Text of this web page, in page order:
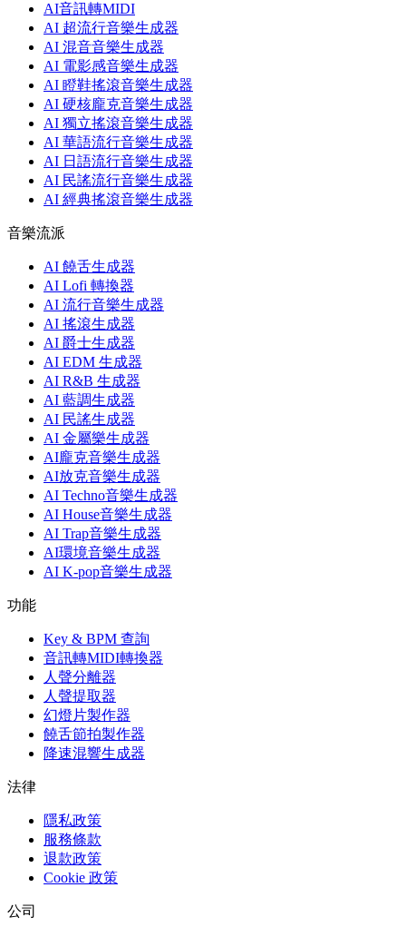
AI音訊轉MIDI
AI 超流行音樂生成器
AI 混音音樂生成器
AI 電影感音樂生成器
AI 瞪鞋搖滾音樂生成器
AI 硬核龐克音樂生成器
AI 獨立搖滾音樂生成器
AI 華語流行音樂生成器
AI 日語流行音樂生成器
AI 民謠流行音樂生成器
AI 經典搖滾音樂生成器
音樂流派
AI 饒舌生成器
AI Lofi 轉換器
AI 流行音樂生成器
AI 搖滾生成器
AI 爵士生成器
AI EDM 生成器
AI R&B 生成器
AI 藍調生成器
AI 民謠生成器
AI 金屬樂生成器
AI龐克音樂生成器
AI放克音樂生成器
AI Techno音樂生成器
AI House音樂生成器
AI Trap音樂生成器
AI環境音樂生成器
AI K-pop音樂生成器
功能
Key & BPM 查詢
音訊轉MIDI轉換器
人聲分離器
人聲提取器
幻燈片製作器
饒舌節拍製作器
降速混響生成器
法律
隱私政策
服務條款
退款政策
Cookie 政策
公司